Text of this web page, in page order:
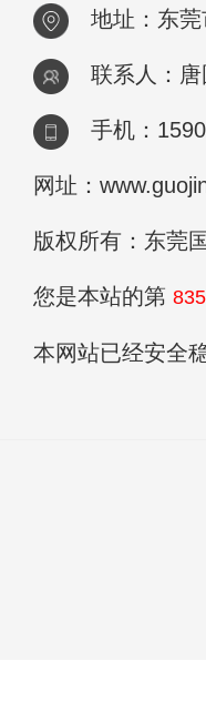
地址：东
联系人：唐
手机：
网址：
版权所有：东莞
您是本站的第
本网站已经安全